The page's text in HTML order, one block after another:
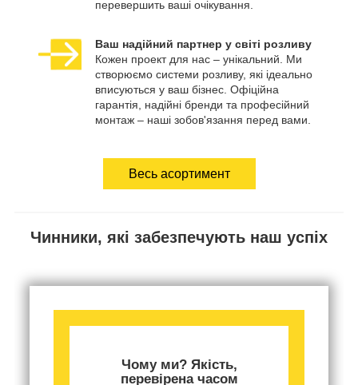
перевершить ваші очікування.
Ваш надійний партнер у світі розливу
Кожен проект для нас – унікальний. Ми
створюємо системи розливу, які ідеально
вписуються у ваш бізнес. Офіційна
гарантія, надійні бренди та професійний
монтаж – наші зобов'язання перед вами.
Весь асортимент
Чинники, які забезпечують наш успіх
Чому ми? Якість,
перевірена часом